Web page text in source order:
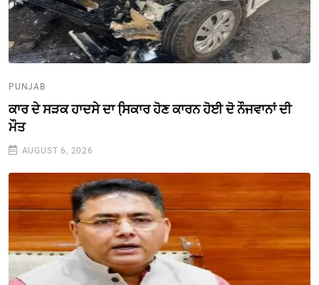
PUNJAB
ਕਾਰ ਦੇ ਸੜਕ ਹਾਦਸੇ ਦਾ ਸਿ਼ਕਾਰ ਹੋਣ ਕਾਰਨ ਹੋਈ ਦੋ ਨੌਜਵਾਨਾਂ ਦੀ
ਮੌਤ
AUGUST 6, 2026